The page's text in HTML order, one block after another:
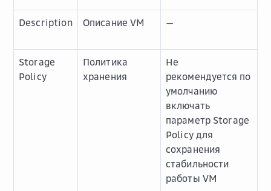
Description Описание VM —
Storage
Policy
Политика
хранения
Не
рекомендуется по
умолчанию
включать
параметр Storage
Policyдля
сохранения
стабильности
работы VM